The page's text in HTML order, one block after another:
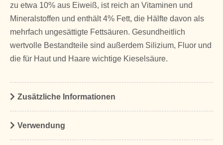
zu etwa 10% aus Eiweiß, ist reich an Vitaminen und
Mineralstoffen und enthält 4% Fett, die Hälfte davon als
mehrfach ungesättigte Fettsäuren. Gesundheitlich
wertvolle Bestandteile sind außerdem Silizium, Fluor und
die für Haut und Haare wichtige Kieselsäure.
Zusätzliche Informationen
Verwendung